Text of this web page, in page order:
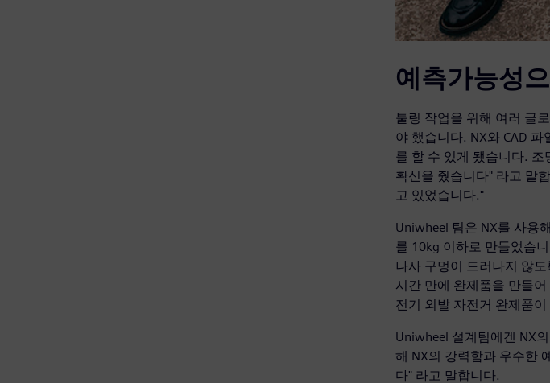
예측가능성
툴링 작업을 위해 여러 글
야 했습니다. NX와 CAD
를 할 수 있게 됐습니다.
확신을 줬습니다" 라고 말
고 있었습니다."
Uniwheel 팀은 NX를 사용
를 10kg 이하로 만들었습
나사 구멍이 드러나지 않
시간 만에 완제품을 만들
전기 외발 자전거 완제품
Uniwheel 설계팀에겐 NX
해 NX의 강력함과 우수한
다" 라고 말합니다.